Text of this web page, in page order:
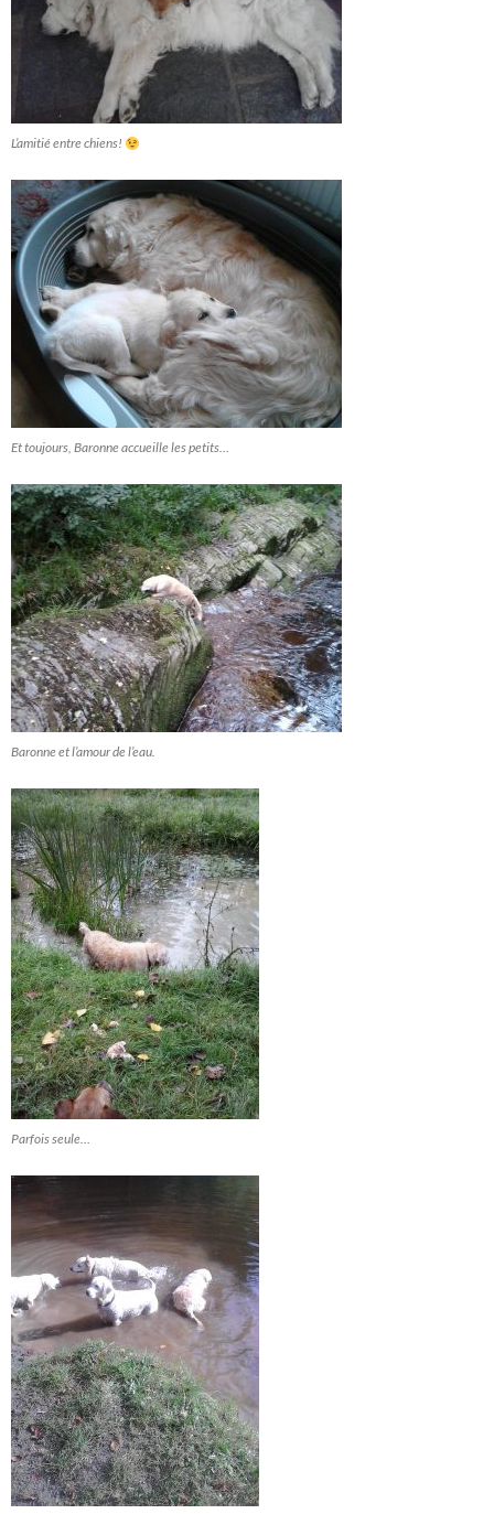
L’amitié entre chiens!
Et toujours, Baronne accueille les petits…
Baronne et l’amour de l’eau.
Parfois seule…